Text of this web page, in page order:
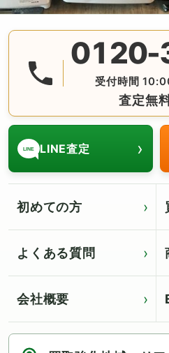
0120-
受付時間
査定無
無料の電話査定・見積も
LINE LINE査定 ›
初めての方
よくある質問
会社概要